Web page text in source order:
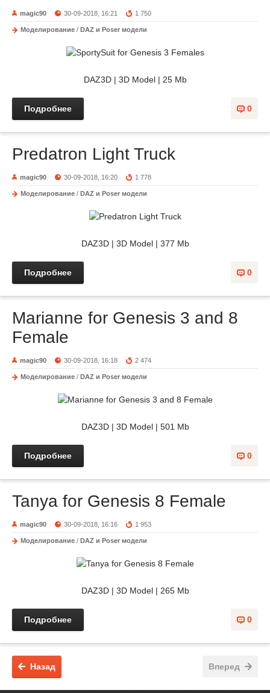
magic90 30-09-2018, 16:21 1 750
Моделирование / DAZ и Poser модели
DAZ3D | 3D Model | 25 Mb
0
Подробнее
Predatron Light Truck
magic90 30-09-2018, 16:20 1 778
Моделирование / DAZ и Poser модели
DAZ3D | 3D Model | 377 Mb
0
Подробнее
Marianne for Genesis 3 and 8
Female
magic90 30-09-2018, 16:18 2 474
Моделирование / DAZ и Poser модели
DAZ3D | 3D Model | 501 Mb
0
Подробнее
Tanya for Genesis 8 Female
magic90 30-09-2018, 16:16 1 953
Моделирование / DAZ и Poser модели
DAZ3D | 3D Model | 265 Mb
0
Подробнее
Вперед
Назад